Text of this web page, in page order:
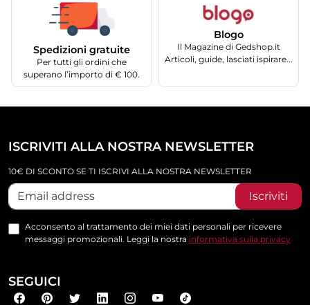
Spedizioni gratuite
Per tutti gli ordini che
superano l’importo di € 100.
Blogo
Il Magazine di Gedshop.it
Articoli, guide, lasciati ispirare...
ISCRIVITI ALLA NOSTRA NEWSLETTER
10€ DI SCONTO SE TI ISCRIVI ALLA NOSTRA NEWSLETTER
Iscriviti
Acconsento al trattamento dei miei dati personali per ricevere
messaggi promozionali. Leggi la nostra informativa sulla privacy
SEGUICI